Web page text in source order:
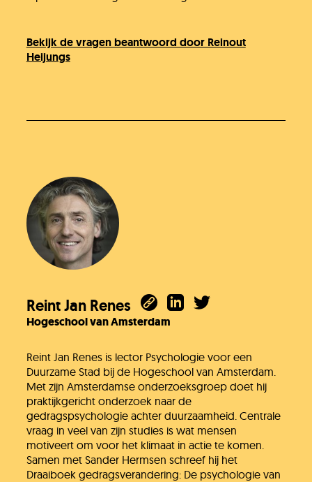
Bekijk de vragen beantwoord door Reinout
Heijungs
Reint Jan Renes
Hogeschool van Amsterdam
Reint Jan Renes is lector Psychologie voor een
Duurzame Stad bij de Hogeschool van Amsterdam.
Met zijn Amsterdamse onderzoeksgroep doet hij
praktijkgericht onderzoek naar de
gedragspsychologie achter duurzaamheid. Centrale
vraag in veel van zijn studies is wat mensen
motiveert om voor het klimaat in actie te komen.
Samen met Sander Hermsen schreef hij het
Draaiboek gedragsverandering: De psychologie van